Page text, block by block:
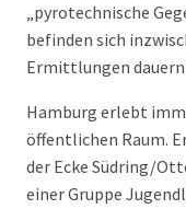
„pyrotechnische
befinden sich
Ermittlungen dauern
Hamburg erlebt
öffentlichen Raum.
der Ecke Südring/
einer Gruppe